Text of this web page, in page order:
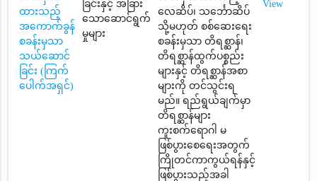
ထားသည့်
အကောက်ခွန်
စခန်းမှသာ
သယ်ဆောင်
ခြင်း (ကြက်
ပေါက်အရှင်)
ခြင်းနှင့် အခြား
သောဆောင်ရွက်
မှုများ
လေဆိပ်၊ သင်္ဘောဆိပ်
သို့မဟုတ် စစ်ဆေးရေး
စခန်းမှသာ တိရစ္ဆာန်၊
တိရစ္ဆာန်ထွက်ပစ္စည်း
များနှင့် တိရစ္ဆာန်အစာ
များကို တင်သွင်းရ
မည်။ ရည်ရွယ်ချက်မှာ
တိရစ္ဆာန်များ
ကူးစက်ရောဂါ မ
ဖြစ်ပွားစေရေးအတွက်
ကြိုတင်ကာကွယ်ရန်နှင့်
ဖြစ်ပွားသည့်အခါ
View